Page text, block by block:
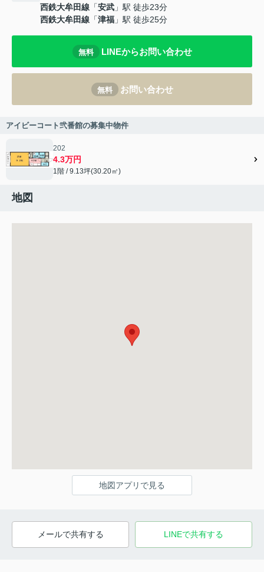
西鉄大牟田線 「安武 」駅 徒歩23分
西鉄大牟田線 「津福 」駅 徒歩25分
無料 LINEからお問い合わせ
無料 お問い合わせ
アイビーコート弐番館の募集中物件
202
4.3万円
1階 / 9.13坪(30.20㎡)
地図
地図アプリで見る
メールで共有する LINEで共有する